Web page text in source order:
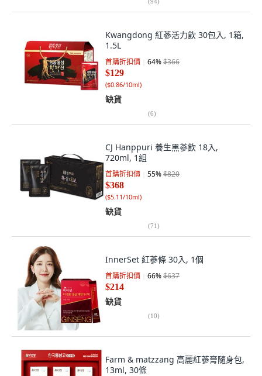
Kwangdong 紅蔘活力飲 30包入, 1箱,
1.5L
首購折扣價 64%$366
$129
($0.86/10ml)
缺貨
(6)
CJ Hanppuri 養生黑蔘飲 18入,
720ml, 1組
首購折扣價 55%$820
$368
($5.11/10ml)
缺貨
(71)
InnerSet 紅蔘條 30入, 1個
首購折扣價 66%$637
$214
缺貨
(10)
Farm & matzzang 高麗紅蔘膏隨身包,
13ml, 30條